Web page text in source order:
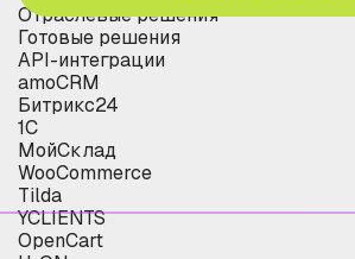
Отраслевые решения
Готовые решения
API-интеграции
amoCRM
Битрикс24
1С
МойСклад
WooCommerce
Tilda
YCLIENTS
OpenCart